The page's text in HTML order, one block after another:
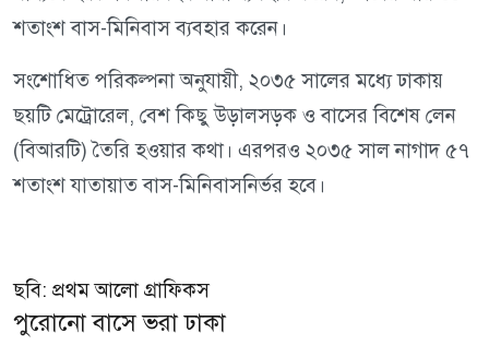
শতাংশ বাস-মিনিবাস ব্যবহার করেন।
সংশোধিত পরিকল্পনা অনুযায়ী, ২০৩৫ সালের মধ্যে ঢাকায়
ছয়টি মেট্রোরেল, বেশ কিছু উড়ালসড়ক ও বাসের বিশেষ লেন
(বিআরটি) তৈরি হওয়ার কথা। এরপরও ২০৩৫ সাল নাগাদ ৫৭
শতাংশ যাতায়াত বাস-মিনিবাসনির্ভর হবে।
ছবি: প্রথম আলো গ্রাফিকস
পুরোনো বাসে ভরা ঢাকা